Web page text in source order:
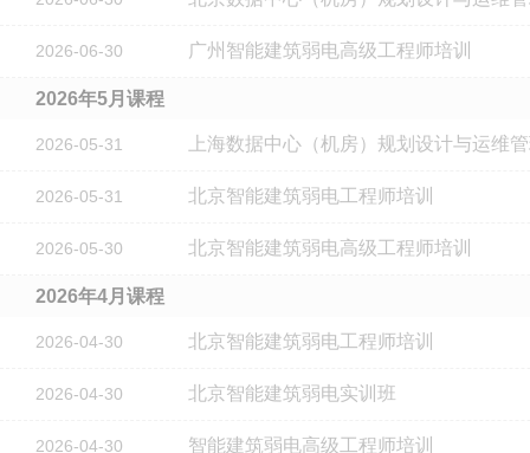
2026-06-30 广州智能建筑弱电高级工程师培训
2026年5月课程
2026-05-31 上海数据中心（机房）规划设计与运维
2026-05-31 北京智能建筑弱电工程师培训
2026-05-30 北京智能建筑弱电高级工程师培训
2026年4月课程
2026-04-30 北京智能建筑弱电工程师培训
2026-04-30 北京智能建筑弱电实训班
2026-04-30 智能建筑弱电高级工程师培训